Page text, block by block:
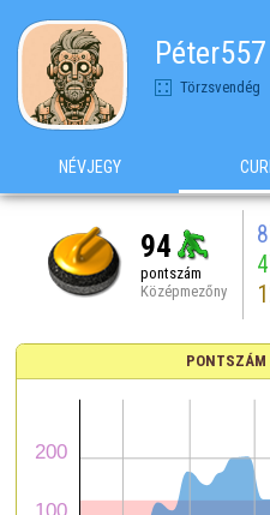
Péter557
Törzsvendég
NÉVJEGY
94
pontszám
Középmezőny